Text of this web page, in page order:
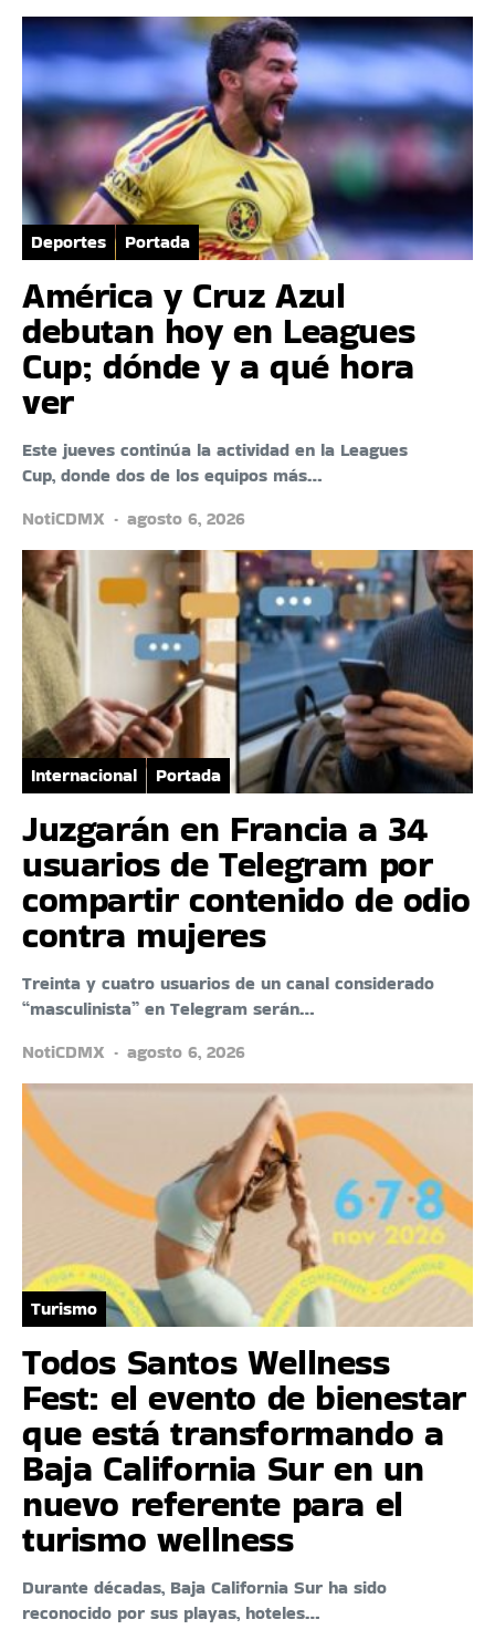
Deportes Portada
América y Cruz Azul
debutan hoy en Leagues
Cup; dónde y a qué hora
ver
Este jueves continúa la actividad en la Leagues
Cup, donde dos de los equipos más…
NotiCDMX
agosto 6, 2026
Internacional Portada
Juzgarán en Francia a 34
usuarios de Telegram por
compartir contenido de odio
contra mujeres
Treinta y cuatro usuarios de un canal considerado
“masculinista” en Telegram serán…
NotiCDMX
agosto 6, 2026
Turismo
Todos Santos Wellness
Fest: el evento de bienestar
que está transformando a
Baja California Sur en un
nuevo referente para el
turismo wellness
Durante décadas, Baja California Sur ha sido
reconocido por sus playas, hoteles…